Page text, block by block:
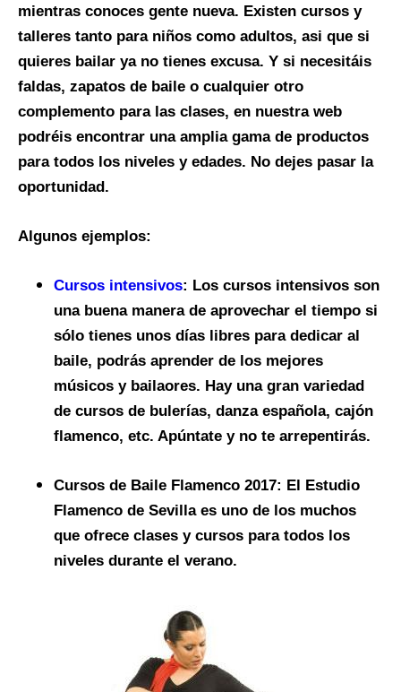
mientras conoces gente nueva. Existen cursos y
talleres tanto para niños como adultos, asi que si
quieres bailar ya no tienes excusa. Y si necesitáis
faldas, zapatos de baile o cualquier otro
complemento para las clases, en nuestra web
podréis encontrar una amplia gama de productos
para todos los niveles y edades. No dejes pasar la
oportunidad.
Algunos ejemplos:
Cursos intensivos: Los cursos intensivos son
una buena manera de aprovechar el tiempo si
sólo tienes unos días libres para dedicar al
baile, podrás aprender de los mejores
músicos y bailaores. Hay una gran variedad
de cursos de bulerías, danza española, cajón
flamenco, etc. Apúntate y no te arrepentirás.
Cursos de Baile Flamenco 2017: El Estudio
Flamenco de Sevilla es uno de los muchos
que ofrece clases y cursos para todos los
niveles durante el verano.